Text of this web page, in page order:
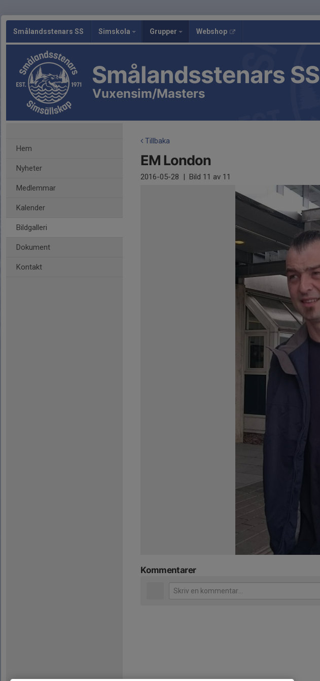
Smålandsstenars SS Simskola Grupper Webshop
Smålandsstenars SS
Vuxensim/Masters
Hem
Nyheter
Medlemmar
Kalender
Bildgalleri
Dokument
Kontakt
Tillbaka
EM London
2016-05-28 | Bild 11 av 11
Kommentarer